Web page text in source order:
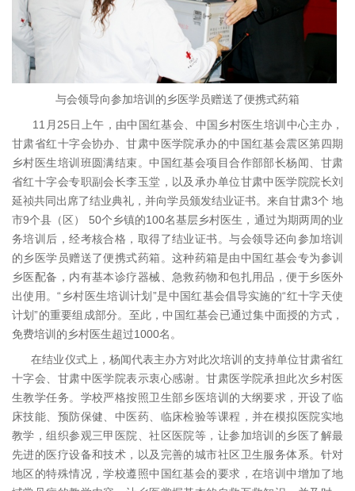
与会领导向参加培训的乡医学员赠送了便携式药箱
11月25日上午，由中国红基会、中国乡村医生培训中心主办，
甘肃省红十字会协办、甘肃中医学院承办的中国红基会震区第四期
乡村医生培训班圆满结束。中国红基会项目合作部部长杨闻、甘肃
省红十字会专职副会长李玉堂，以及承办单位甘肃中医学院院长刘
延祯共同出席了结业典礼，并向学员颁发结业证书。来自甘肃3个 地
市9个县（区） 50个乡镇的100名基层乡村医生，通过为期两周的业
务培训后，经考核合格，取得了结业证书。与会领导还向参加培训
的乡医学员赠送了便携式药箱。这种药箱是由中国红基会专为参训
乡医配备，内有基本诊疗器械、急救药物和包扎用品，便于乡医外
出使用。“乡村医生培训计划”是中国红基会倡导实施的“红十字天使
计划”的重要组成部分。至此，中国红基会已通过集中面授的方式，
免费培训的乡村医生超过1000名。
在结业仪式上，杨闻代表主办方对此次培训的支持单位甘肃省红
十字会、甘肃中医学院表示衷心感谢。甘肃医学院承担此次乡村医
生教学任务。学校严格按照卫生部乡医培训的大纲要求，开设了临
床技能、预防保健、中医药、临床检验等课程，并在模拟医院实地
教学，组织参观三甲医院、社区医院等，让参加培训的乡医了解最
先进的医疗设备和技术，以及完善的城市社区卫生服务体系。针对
地区的特殊情况，学校遵照中国红基会的要求，在培训中增加了地